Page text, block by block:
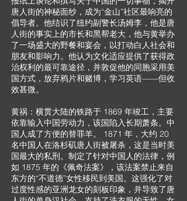
唐人街的神秘面纱，成为“金山”社区最响亮的
倡导者。他结识了纽约副警长汤姆李，他是唐
人街的事实上的市长和黑帮老大，他与黄举办
了一场盛大的野餐和宴会，以打动白人社会和
朋友和影响力。他认为文化适应提供了获得政
治权利的最可靠途径，并敦促他的同胞采用美
国方式，放弃鸦片和赌博，学习英语——但收
效甚微。
黄祸：横贯大陆的铁路于 1869 年竣工，主要
依靠输入中国劳动力，该国陷入长期萧条。中
国人成了方便的替罪羊。 1871 年，大约 20
名中国人在洛杉矶唐人街被屠杀，这是当时美
国最大的私刑。制定了针对中国人的法律，例
如 1875 年的《佩奇法案》，该法案禁止来自
东方的“不道德”女性移民到美国。这强化了对
过度性感的亚洲龙女的刻板印象，并导致了唐